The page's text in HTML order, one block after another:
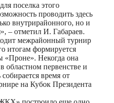
поселка этого
проводить здесь
внутрирайонного, но и
– отметил И. Габараев.
межрайонный турнир
итогам формируется
«Проне». Некогда она
областном первенстве и
время от
на Кубок Президента